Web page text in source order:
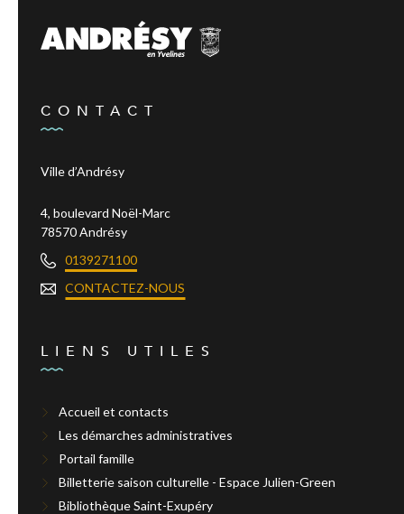
CONTACT
Ville d’Andrésy
4, boulevard Noël-Marc
78570 Andrésy
0139271100
CONTACTEZ-NOUS
LIENS UTILES
Accueil et contacts
Les démarches administratives
Portail famille
Billetterie saison culturelle - Espace Julien-Green
Bibliothèque Saint-Exupéry